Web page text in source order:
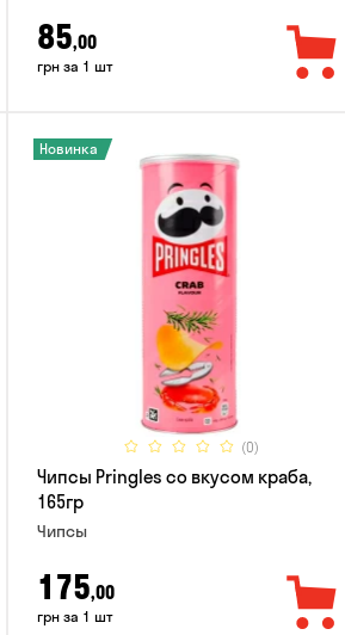
85,00
грн за 1 шт
(0)
Новинка
Чипсы Pringles со вкусом краба,
165гр
Чипсы
175,00
грн за 1 шт